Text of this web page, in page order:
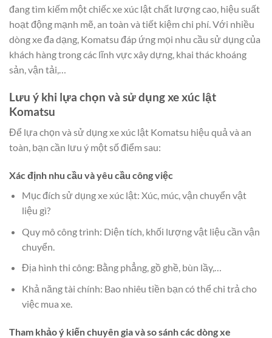
đang tìm kiếm một chiếc xe xúc lật chất lượng cao, hiệu suất
hoạt động mạnh mẽ, an toàn và tiết kiệm chi phí. Với nhiều
dòng xe đa dạng, Komatsu đáp ứng mọi nhu cầu sử dụng của
khách hàng trong các lĩnh vực xây dựng, khai thác khoáng
sản, vận tải,…
Lưu ý khi lựa chọn và sử dụng xe xúc lật
Komatsu
Để lựa chọn và sử dụng xe xúc lật Komatsu hiệu quả và an
toàn, bạn cần lưu ý một số điểm sau:
Xác định nhu cầu và yêu cầu công việc
Mục đích sử dụng xe xúc lật: Xúc, múc, vận chuyển vật
liệu gì?
Quy mô công trình: Diện tích, khối lượng vật liệu cần vận
chuyển.
Địa hình thi công: Bằng phẳng, gồ ghề, bùn lầy,…
Khả năng tài chính: Bao nhiêu tiền bạn có thể chi trả cho
việc mua xe.
Tham khảo ý kiến chuyên gia và so sánh các dòng xe